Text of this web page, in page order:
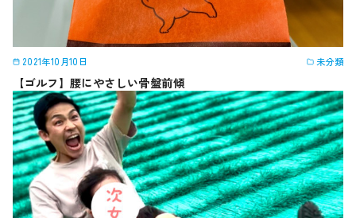
2021年10月10日 未分類
【ゴルフ】腰にやさしい骨盤前傾